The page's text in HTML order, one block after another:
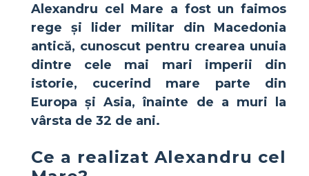
Alexandru cel Mare a fost un faimos
rege și lider militar din Macedonia
antică, cunoscut pentru crearea unuia
dintre cele mai mari imperii din
istorie, cucerind mare parte din
Europa și Asia, înainte de a muri la
vârsta de 32 de ani.
Ce a realizat Alexandru cel